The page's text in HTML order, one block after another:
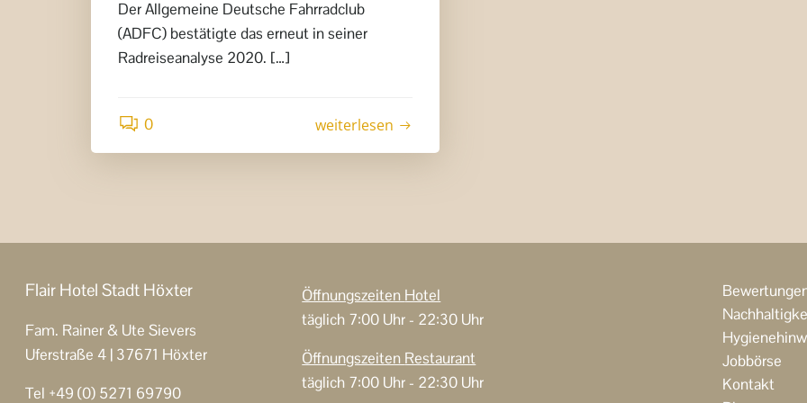
Der Allgemeine Deutsche Fahrradclub
(ADFC) bestätigte das erneut in seiner
Radreiseanalyse 2020. […]
0 weiterlesen
Flair Hotel Stadt Höxter
Fam. Rainer & Ute Sievers
Uferstraße 4 | 37671 Höxter
Tel +49 (0) 5271 69790
Öffnungszeiten Hotel
täglich 7:00 Uhr - 22:30 Uhr
Öffnungszeiten Restaurant
täglich 7:00 Uhr - 22:30 Uhr
Jobbörse
Kontakt